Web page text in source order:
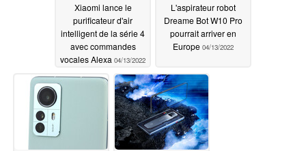
Xiaomi lance le
purificateur d'air
intelligent de la série 4
avec commandes
vocales Alexa 04/13/2022
L'aspirateur robot
Dreame Bot W10 Pro
pourrait arriver en
Europe 04/13/2022